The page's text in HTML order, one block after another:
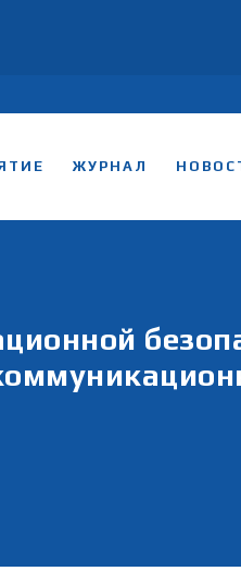
ЖУРНАЛ